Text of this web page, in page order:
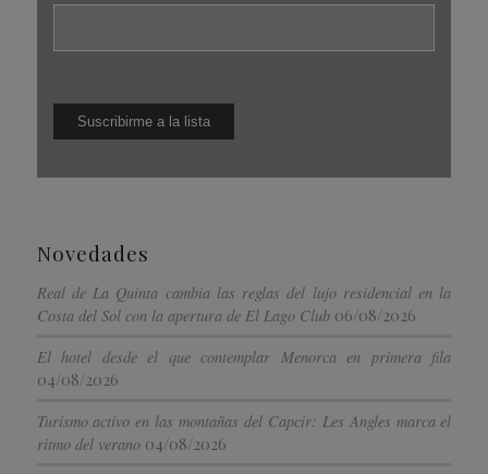
Novedades
Real de La Quinta cambia las reglas del lujo residencial en la
Costa del Sol con la apertura de El Lago Club 06/08/2026
El hotel desde el que contemplar Menorca en primera fila
04/08/2026
Turismo activo en las montañas del Capcir: Les Angles marca el
ritmo del verano 04/08/2026